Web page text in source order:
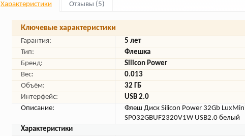
Характеристики Отзывы (5)
Ключевые характеристики
Гарантия:
5 лет
Тип:
Флешка
Бренд:
Silicon Power
Вес:
0.013
Объём:
32 ГБ
Интерфейс:
USB 2.0
Описание:
Флеш Диск Silicon Power 32Gb
SP032GBUF2320V1W USB2.0 белый
Характеристики